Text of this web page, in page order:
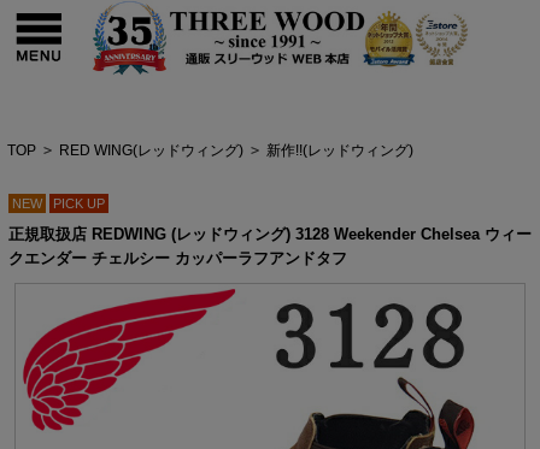
TOP > RED WING(レッドウィング) > 新作!!(レッドウィング)
NEW PICK UP
正規取扱店 REDWING (レッドウィング) 3128 Weekender Chelsea ウィー
クエンダー チェルシー カッパーラフアンドタフ